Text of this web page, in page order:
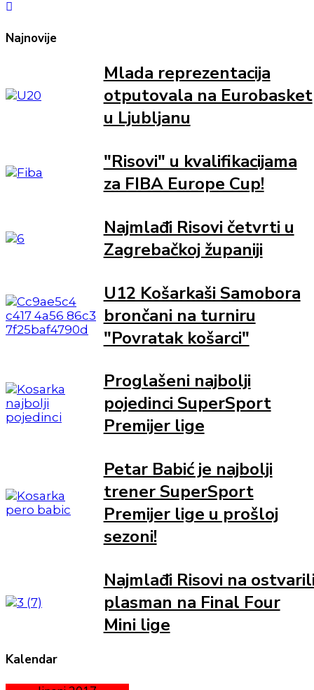
Najnovije
Mlada reprezentacija
otputovala na Eurobasket
u Ljubljanu
"Risovi" u kvalifikacijama
za FIBA Europe Cup!
Najmlađi Risovi četvrti u
Zagrebačkoj županiji
U12 Košarkaši Samobora
brončani na turniru
"Povratak košarci"
Proglašeni najbolji
pojedinci SuperSport
Premijer lige
Petar Babić je najbolji
trener SuperSport
Premijer lige u prošloj
sezoni!
Najmlađi Risovi na
plasman na Final Four
Mini lige
Kalendar